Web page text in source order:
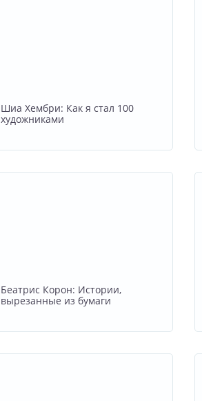
Шиа Хембри: Как я стал 100
художниками
Беатрис Корон: Истории,
вырезанные из бумаги